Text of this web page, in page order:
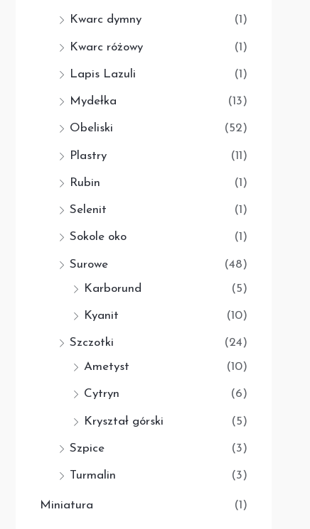
Kwarc dymny (1)
Kwarc różowy (1)
Lapis Lazuli (1)
Mydełka (13)
Obeliski (52)
Plastry (11)
Rubin (1)
Selenit (1)
Sokole oko (1)
Surowe
(48)
Karborund
(5)
Kyanit (10)
Szczotki
(24)
Ametyst
(10)
Cytryn (6)
Kryształ górski (5)
Szpice (3)
Turmalin (3)
Miniatura (1)